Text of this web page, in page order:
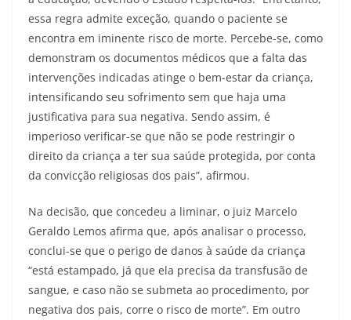
essa regra admite exceção, quando o paciente se
encontra em iminente risco de morte. Percebe-se, como
demonstram os documentos médicos que a falta das
intervenções indicadas atinge o bem-estar da criança,
intensificando seu sofrimento sem que haja uma
justificativa para sua negativa. Sendo assim, é
imperioso verificar-se que não se pode restringir o
direito da criança a ter sua saúde protegida, por conta
da convicção religiosas dos pais”, afirmou.
Na decisão, que concedeu a liminar, o juiz Marcelo
Geraldo Lemos afirma que, após analisar o processo,
conclui-se que o perigo de danos à saúde da criança
“está estampado, já que ela precisa da transfusão de
sangue, e caso não se submeta ao procedimento, por
negativa dos pais, corre o risco de morte”. Em outro